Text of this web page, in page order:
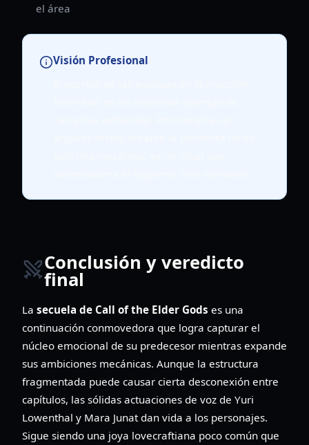
el área
Visión Profesional
Conclusión y veredicto
final
La secuela de Call of the Elder Gods es una
continuación conmovedora que logra capturar el
núcleo emocional de su predecesor mientras expande
sus ambiciones mecánicas. Aunque la estructura
fragmentada puede causar cierta desconexión entre
capítulos, las sólidas actuaciones de voz de Yuri
Lowenthal y Mara Junat dan vida a los personajes.
Sigue siendo una joya lovecraftiana poco común que